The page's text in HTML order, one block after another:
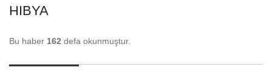
HIBYA
Bu haber 162 defa okunmuştur.